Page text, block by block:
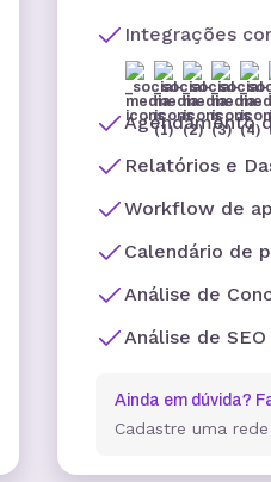
Integrações
Agendamento
Relatórios e
Workflow de
Calendário de
Análise de
Análise de SEO
Ainda em dúvida?
Cadastre uma